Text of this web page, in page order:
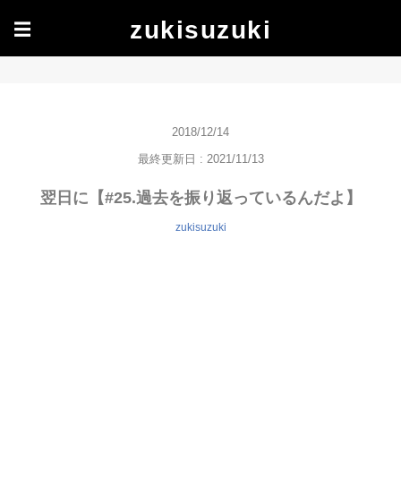
☰ zukisuzuki
2018/12/14
最終更新日 : 2021/11/13
翌日に【#25.過去を振り返っているんだよ】
zukisuzuki